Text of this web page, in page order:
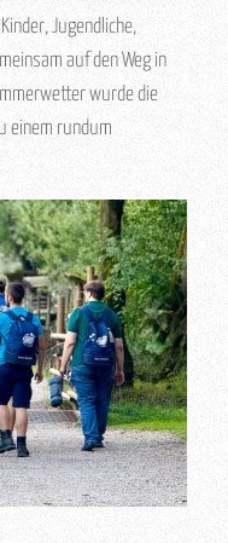
Jugendliche,
auf den Weg in
wurde die
einem rundum